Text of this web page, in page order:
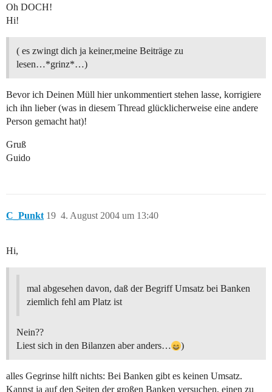
Oh DOCH!
Hi!
( es zwingt dich ja keiner,meine Beiträge zu
lesen…*grinz*…)
Bevor ich Deinen Müll hier unkommentiert stehen lasse, korrigiere
ich ihn lieber (was in diesem Thread glücklicherweise eine andere
Person gemacht hat)!
Gruß
Guido
C_Punkt 4. August 2004 um 13:40
19
Hi,
mal abgesehen davon, daß der Begriff Umsatz bei Banken
ziemlich fehl am Platz ist
Nein??
Liest sich in den Bilanzen aber anders…
)
alles Gegrinse hilft nichts: Bei Banken gibt es keinen Umsatz.
Kannst ja auf den Seiten der großen Banken versuchen, einen zu